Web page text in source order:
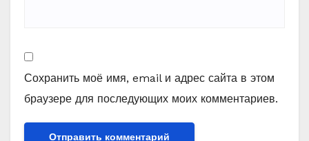
Сохранить моё имя, email и адрес сайта в этом
браузере для последующих моих комментариев.